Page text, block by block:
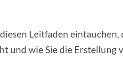
Leitfaden
und wie Sie die